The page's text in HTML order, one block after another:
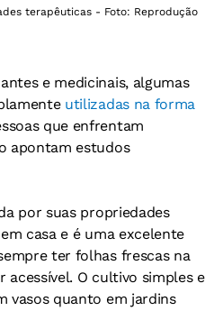
terapêuticas - Foto: Reprodução
e medicinais, algumas
utilizadas na forma
que enfrentam
apontam estudos
por suas propriedades
casa e é uma excelente
ter folhas frescas na
acessível. O cultivo simples e
vasos quanto em jardins